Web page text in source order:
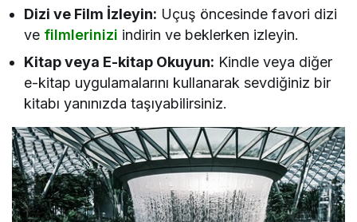
Dizi ve Film İzleyin: Uçuş öncesinde favori dizi
ve filmlerinizi indirin ve beklerken izleyin.
Kitap veya E-kitap Okuyun: Kindle veya diğer
e-kitap uygulamalarını kullanarak sevdiğiniz bir
kitabı yanınızda taşıyabilirsiniz.